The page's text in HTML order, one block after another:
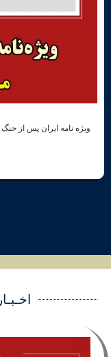
ایران پس از جنگ منتشر شد
اخـبـار